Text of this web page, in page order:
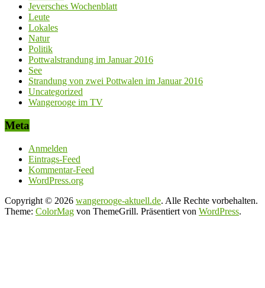
Jeversches Wochenblatt
Leute
Lokales
Natur
Politik
Pottwalstrandung im Januar 2016
See
Strandung von zwei Pottwalen im Januar 2016
Uncategorized
Wangerooge im TV
Meta
Anmelden
Eintrags-Feed
Kommentar-Feed
WordPress.org
Copyright © 2026 wangerooge-aktuell.de. Alle Rechte vorbehalten.
Theme: ColorMag von ThemeGrill. Präsentiert von WordPress.